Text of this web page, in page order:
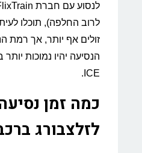
לרוב החלפה), תוכלו
זולים אף יותר, אך רמת
הנסיעה יהיו נמוכות
ICE.
כמה זמן
לזלצבורג